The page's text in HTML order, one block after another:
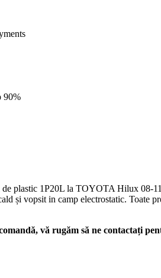
90%
plastic 1P20L la TOYOTA Hilux 08-
și vopsit in camp electrostatic. Toate
vă rugăm să ne contactați